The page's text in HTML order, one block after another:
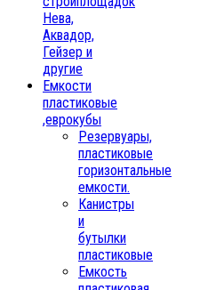
Нева,
Аквадор,
Гейзер и
другие
Емкости
пластиковые
,еврокубы
Резервуары,
пластиковые
горизонтальные
емкости.
Канистры
и
бутылки
пластиковые
Емкость